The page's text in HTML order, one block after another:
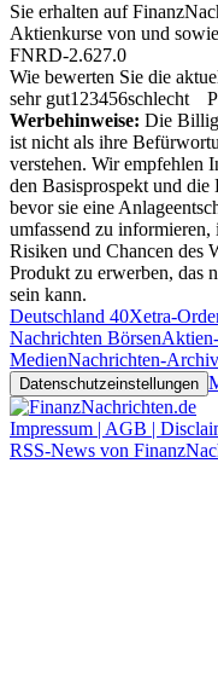
Sie erhalten auf
Aktienkurse von und
FNRD-2.627.0
Wie bewerten Sie die
sehr gut1 23456schlecht
Werbehinweise: Die
ist nicht als ihre
verstehen. Wir empfehlen
den Basisprospekt und
bevor sie eine
umfassend zu informieren,
Risiken und Chancen des
Produkt zu erwerben, das
sein kann.
Deutschland 40Xetra-
Nachrichten Börsen
MedienNachrichten-Archiv
Datenschutzeinstellungen
Impressum | AGB |
RSS-News von